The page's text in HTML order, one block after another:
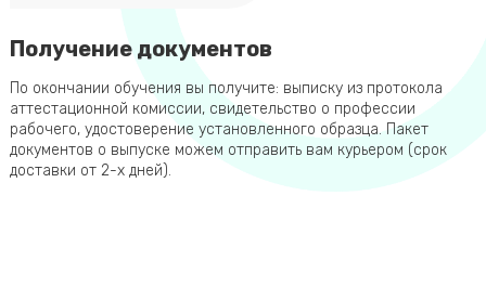
Получение документов
По окончании обучения вы получите: выписку из протокола
аттестационной комиссии, свидетельство о профессии
рабочего, удостоверение установленного образца. Пакет
документов о выпуске можем отправить вам курьером (срок
доставки от 2-х дней).